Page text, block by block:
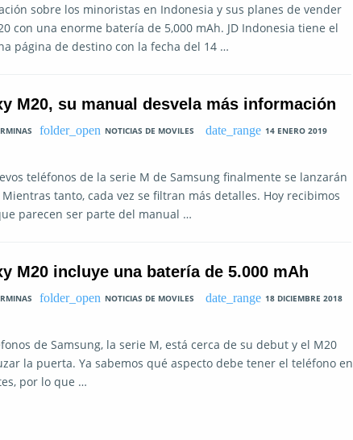
sobre los minoristas en Indonesia y sus planes de vender
con una enorme batería de 5,000 mAh. JD Indonesia tiene el
página de destino con la fecha del 14 …
M20, su manual desvela más información
NOTICIAS DE MOVILES
14 ENERO 2019
teléfonos de la serie M de Samsung finalmente se lanzarán
tanto, cada vez se filtran más detalles. Hoy recibimos
parecen ser parte del manual …
M20 incluye una batería de 5.000 mAh
NOTICIAS DE MOVILES
18 DICIEMBRE 2018
de Samsung, la serie M, está cerca de su debut y el M20
la puerta. Ya sabemos qué aspecto debe tener el teléfono en
por lo que …